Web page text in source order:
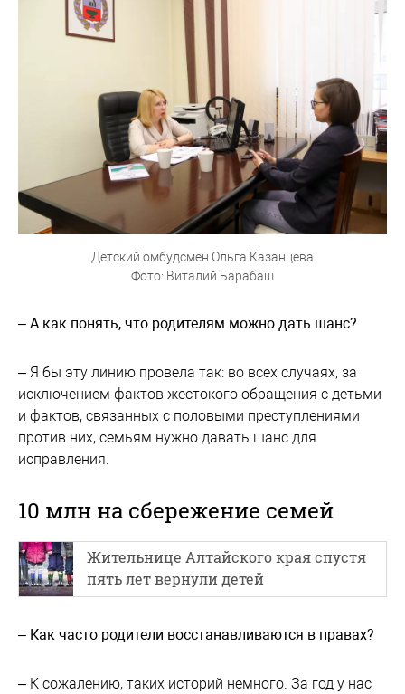
Детский омбудсмен Ольга Казанцева
Фото: Виталий Барабаш
– А как понять, что родителям можно дать шанс?
– Я бы эту линию провела так: во всех случаях, за
исключением фактов жестокого обращения с детьми
и фактов, связанных с половыми преступлениями
против них, семьям нужно давать шанс для
исправления.
10 млн на сбережение семей
Жительнице Алтайского края спустя
пять лет вернули детей
– Как часто родители восстанавливаются в правах?
– К сожалению, таких историй немного. За год у нас